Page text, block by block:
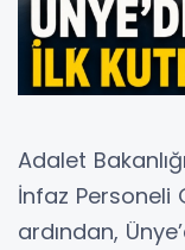
Adalet
İnfaz Personeli
ardından,